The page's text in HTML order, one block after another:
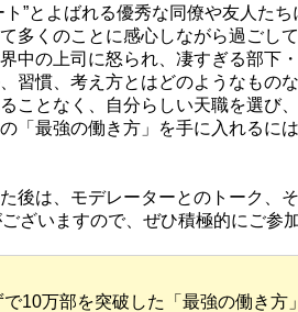
ト”とよばれる優秀な同僚や友人た
多くのことに感心しながら過ごし
中の上司に怒られ、凄すぎる部下
習慣、考え方とはどのようなもの
ことなく、自分らしい天職を選び
「最強の働き方」を手に入れるに
後は、モデレーターとのトーク、
ざいますので、ぜひ積極的にご参
で10万部を突破した「最強の働き方